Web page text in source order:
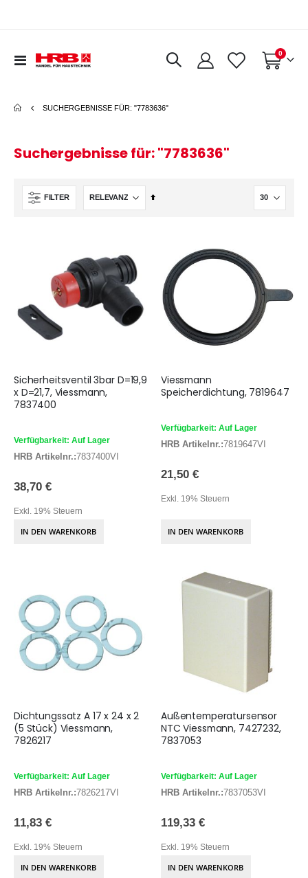
Navigation
Warenkorb
0Artikel
SUCHERGEBNISSE FÜR: "7783636"
Suchergebnisse für: "7783636"
FILTER
In
Sicherheitsventil 3bar D=19,9
x D=21,7, Viessmann,
7837400
Verfügbarkeit: Auf Lager
HRB Artikelnr.:7837400VI
38,70 €
Exkl. 19% Steuern
IN DEN WARENKORB
Viessmann
Speicherdichtung, 7819647
Verfügbarkeit: Auf Lager
HRB Artikelnr.:7819647VI
21,50 €
Exkl. 19% Steuern
IN DEN WARENKORB
Dichtungssatz A 17 x 24 x 2
(5 Stück) Viessmann,
7826217
Verfügbarkeit: Auf Lager
HRB Artikelnr.:7826217VI
11,83 €
Exkl. 19% Steuern
IN DEN WARENKORB
Außentemperatursensor
NTC Viessmann, 7427232,
7837053
Verfügbarkeit: Auf Lager
HRB Artikelnr.:7837053VI
119,33 €
Exkl. 19% Steuern
IN DEN WARENKORB